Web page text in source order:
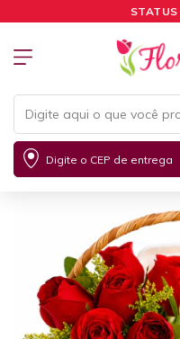
STATUS
Digite o CEP de entrega